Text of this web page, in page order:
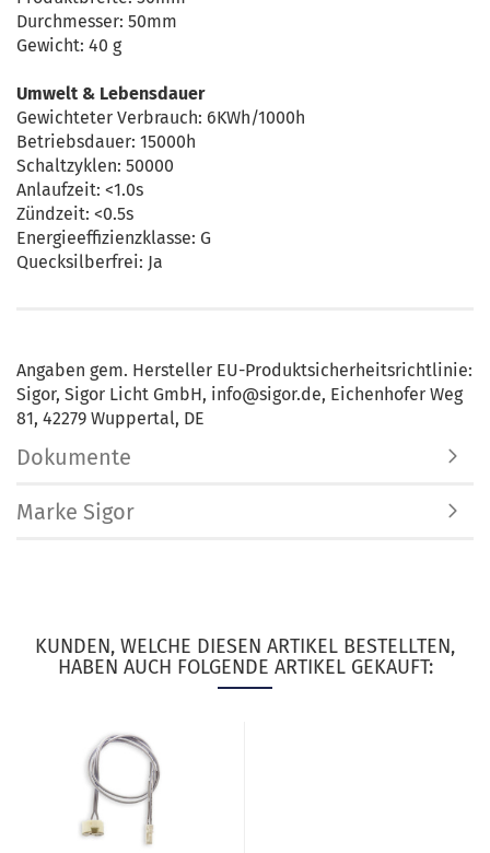
Durchmesser: 50mm
Gewicht: 40 g
Umwelt & Lebensdauer
Gewichteter Verbrauch: 6KWh/1000h
Betriebsdauer: 15000h
Schaltzyklen: 50000
Anlaufzeit: <1.0s
Zündzeit: <0.5s
Energieeffizienzklasse: G
Quecksilberfrei: Ja
Angaben gem. Hersteller EU-Produktsicherheitsrichtlinie:
Sigor, Sigor Licht GmbH, info@sigor.de, Eichenhofer Weg
81, 42279 Wuppertal, DE
Dokumente
Marke Sigor
KUNDEN, WELCHE DIESEN ARTIKEL BESTELLTEN,
HABEN AUCH FOLGENDE ARTIKEL GEKAUFT: